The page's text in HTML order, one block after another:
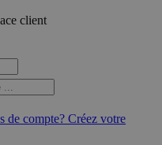
client
de compte? Créez votre